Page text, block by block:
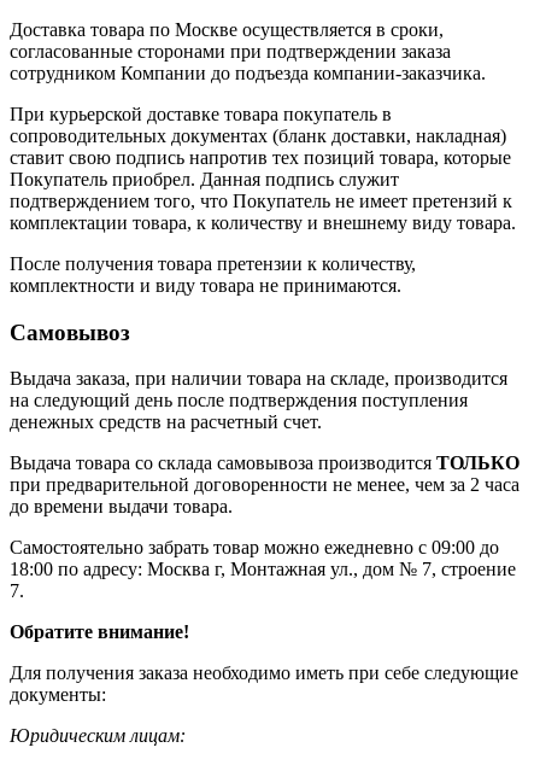
Доставка товара по Москве осуществляется в сроки,
согласованные сторонами при подтверждении заказа
сотрудником Компании до подъезда компании-заказчика.
При курьерской доставке товара покупатель в
сопроводительных документах (бланк доставки, накладная)
ставит свою подпись напротив тех позиций товара, которые
Покупатель приобрел. Данная подпись служит
подтверждением того, что Покупатель не имеет претензий к
комплектации товара, к количеству и внешнему виду товара.
После получения товара претензии к количеству,
комплектности и виду товара не принимаются.
Самовывоз
Выдача заказа, при наличии товара на складе, производится
на следующий день после подтверждения поступления
денежных средств на расчетный счет.
Выдача товара со склада самовывоза производится ТОЛЬКО
при предварительной договоренности не менее, чем за 2 часа
до времени выдачи товара.
Самостоятельно забрать товар можно ежедневно с 09:00 до
18:00 по адресу: Москва г, Монтажная ул., дом № 7, строение
7.
Обратите внимание!
Для получения заказа необходимо иметь при себе следующие
документы:
Юридическим лицам: